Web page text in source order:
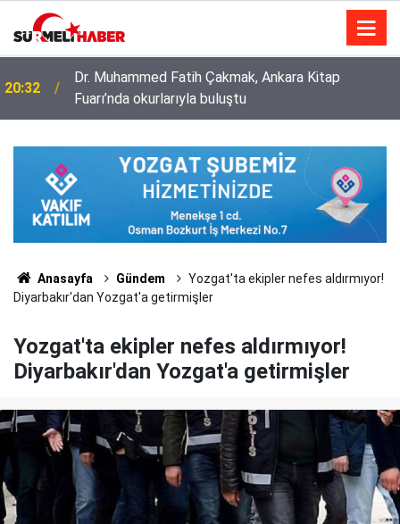
14:52
Diyanet İşleri Başkanlığı ile Türkiye Diyanet Vakfı
milyonları sevindirdi
Anasayfa Gündem
Yozgat'ta ekipler nefes aldırmıyor!
Diyarbakır'dan Yozgat'a getirmişler
Yozgat'ta ekipler nefes aldırmıyor!
Diyarbakır'dan Yozgat'a getirmişler